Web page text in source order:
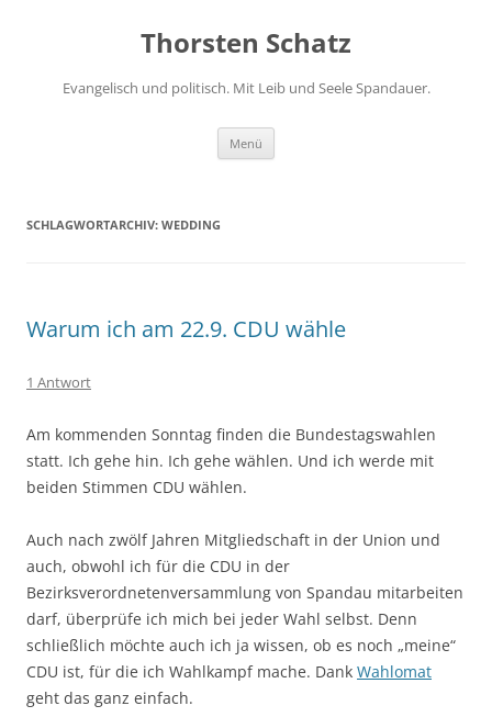
Thorsten Schatz
Evangelisch und politisch. Mit Leib und Seele Spandauer.
Menü
SCHLAGWORTARCHIV: WEDDING
Warum ich am 22.9. CDU wähle
1 Antwort
Am kommenden Sonntag finden die Bundestagswahlen
statt. Ich gehe hin. Ich gehe wählen. Und ich werde mit
beiden Stimmen CDU wählen.
Auch nach zwölf Jahren Mitgliedschaft in der Union und
auch, obwohl ich für die CDU in der
Bezirksverordnetenversammlung von Spandau mitarbeiten
darf, überprüfe ich mich bei jeder Wahl selbst. Denn
schließlich möchte auch ich ja wissen, ob es noch „meine“
CDU ist, für die ich Wahlkampf mache. Dank Wahlomat
geht das ganz einfach.